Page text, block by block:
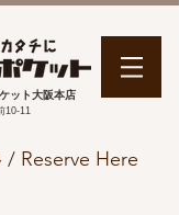
ット大阪本店
10-11
Reserve Here